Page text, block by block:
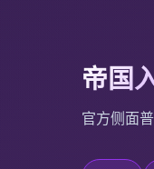
帝国
官方侧面